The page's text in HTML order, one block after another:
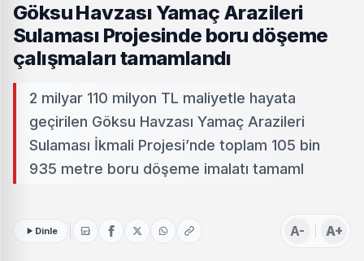
Göksu Havzası Yamaç Arazileri
Sulaması Projesinde boru döşeme
çalışmaları tamamlandı
2 milyar 110 milyon TL maliyetle hayata
geçirilen Göksu Havzası Yamaç Arazileri
Sulaması İkmali Projesi’nde toplam 105 bin
935 metre boru döşeme imalatı tamaml
Dinle A- A+